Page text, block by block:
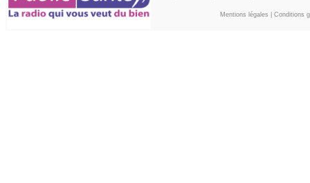
Mentions légales Conditions